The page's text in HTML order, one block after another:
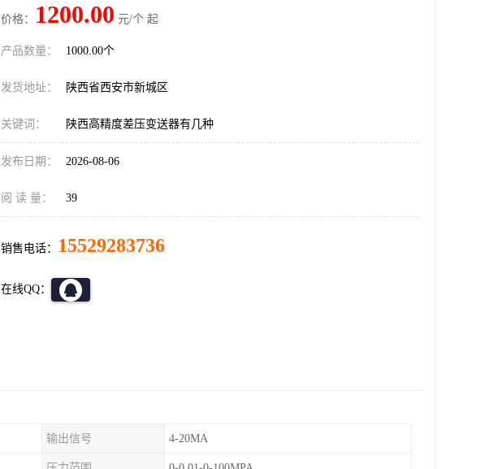
价格： 1200.00 元/个 起
产品数量： 1000.00个
发货地址： 陕西省西安市新城区
关键词： 陕西高精度差压变送器有几种
发布日期： 2026-08-06
阅 读 量： 39
销售电话： 15529283736
在线QQ：
输出信号 4-20MA